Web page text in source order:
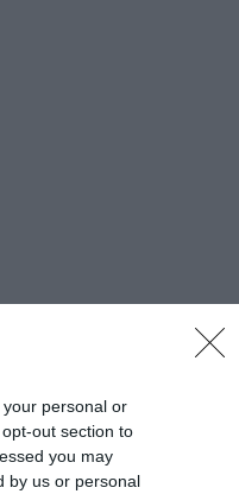
personal or
out section to
you may
by us or personal